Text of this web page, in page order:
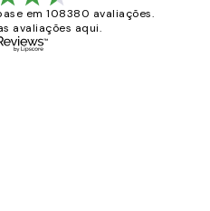
em 108380 avaliações.
avaliações aqui.